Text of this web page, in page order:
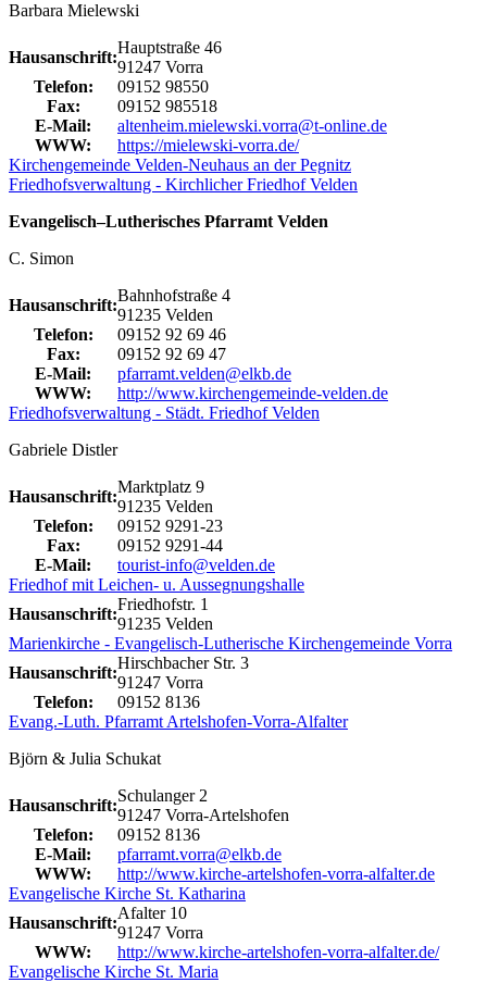
Barbara Mielewski
Hausanschrift:
Hauptstraße 46
91247 Vorra
Telefon:
09152 98550
Fax:
09152 985518
E-Mail:
altenheim.mielewski.vorra@t-online.de
WWW:
https://mielewski-vorra.de/
Kirchengemeinde Velden-Neuhaus an der Pegnitz
Friedhofsverwaltung - Kirchlicher Friedhof Velden
Evangelisch–Lutherisches Pfarramt Velden
C. Simon
Hausanschrift:
Bahnhofstraße 4
91235 Velden
Telefon:
09152 92 69 46
Fax:
09152 92 69 47
E-Mail:
pfarramt.velden@elkb.de
WWW:
http://www.kirchengemeinde-velden.de
Friedhofsverwaltung - Städt. Friedhof Velden
Gabriele Distler
Hausanschrift:
Marktplatz 9
91235 Velden
Telefon:
09152 9291-23
Fax:
09152 9291-44
E-Mail:
tourist-info@velden.de
Friedhof mit Leichen- u. Aussegnungshalle
Hausanschrift:
Friedhofstr. 1
91235 Velden
Marienkirche - Evangelisch-Lutherische Kirchengemeinde Vorra
Hausanschrift:
Hirschbacher Str. 3
91247 Vorra
Telefon:
09152 8136
Evang.-Luth. Pfarramt Artelshofen-Vorra-Alfalter
Björn & Julia Schukat
Hausanschrift:
Schulanger 2
91247 Vorra-Artelshofen
Telefon:
09152 8136
E-Mail:
pfarramt.vorra@elkb.de
WWW:
http://www.kirche-artelshofen-vorra-alfalter.de
Evangelische Kirche St. Katharina
Hausanschrift:
Afalter 10
91247 Vorra
WWW:
http://www.kirche-artelshofen-vorra-alfalter.de/
Evangelische Kirche St. Maria